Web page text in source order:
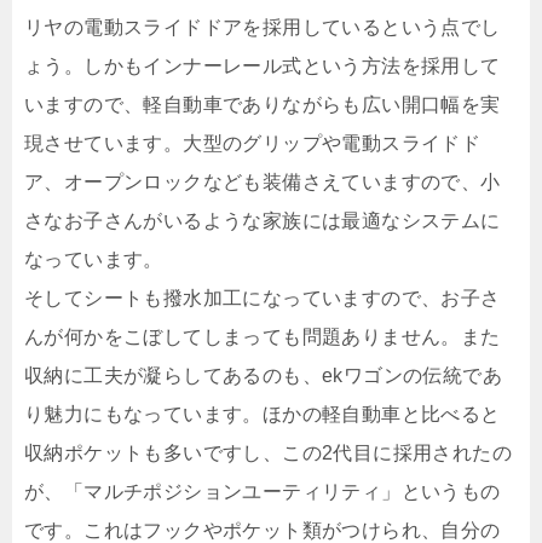
リヤの電動スライドドアを採用しているという点でし
ょう。しかもインナーレール式という方法を採用して
いますので、軽自動車でありながらも広い開口幅を実
現させています。大型のグリップや電動スライドド
ア、オープンロックなども装備さえていますので、小
さなお子さんがいるような家族には最適なシステムに
なっています。
そしてシートも撥水加工になっていますので、お子さ
んが何かをこぼしてしまっても問題ありません。また
収納に工夫が凝らしてあるのも、ekワゴンの伝統であ
り魅力にもなっています。ほかの軽自動車と比べると
収納ポケットも多いですし、この2代目に採用されたの
が、「マルチポジションユーティリティ」というもの
です。これはフックやポケット類がつけられ、自分の